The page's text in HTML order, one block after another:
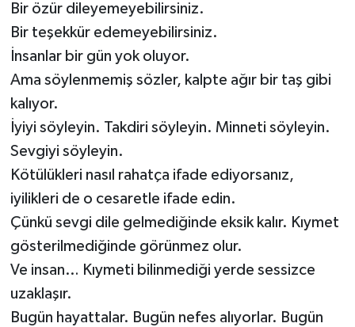
Bir özür dileyemeyebilirsiniz.
Bir teşekkür edemeyebilirsiniz.
İnsanlar bir gün yok oluyor.
Ama söylenmemiş sözler, kalpte ağır bir taş gibi
kalıyor.
İyiyi söyleyin. Takdiri söyleyin. Minneti söyleyin.
Sevgiyi söyleyin.
Kötülükleri nasıl rahatça ifade ediyorsanız,
iyilikleri de o cesaretle ifade edin.
Çünkü sevgi dile gelmediğinde eksik kalır. Kıymet
gösterilmediğinde görünmez olur.
Ve insan… Kıymeti bilinmediği yerde sessizce
uzaklaşır.
Bugün hayattalar. Bugün nefes alıyorlar. Bugün